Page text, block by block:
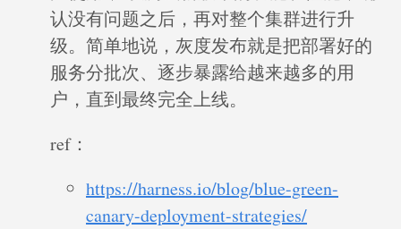
认没有问题之后，再对整个集群进行升
级。简单地说，灰度发布就是把部署好的
服务分批次、逐步暴露给越来越多的用
户，直到最终完全上线。
ref：
https://harness.io/blog/blue-green-
canary-deployment-strategies/